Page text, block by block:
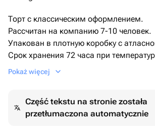
Торт с классическим оформлением.
Рассчитан на компанию 7-10 человек.
Упакован в плотную коробку с
Срок хранения 72 часа при
+2+6.
Гладкое покрытие и крупные розовые
ему утончённый и современный вид.
Pokaż więcej
Część tekstu na stronie została
przetłumaczona automatycznie